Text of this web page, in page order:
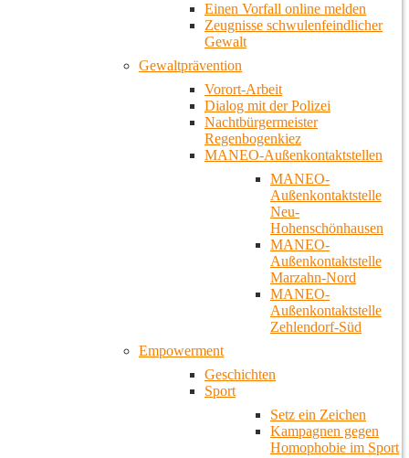
Einen Vorfall online melden
Zeugnisse schwulenfeindlicher
Gewalt
Gewaltprävention
Vorort-Arbeit
Dialog mit der Polizei
Nachtbürgermeister
Regenbogenkiez
MANEO-Außenkontaktstellen
MANEO-
Außenkontaktstelle
Neu-
Hohenschönhausen
MANEO-
Außenkontaktstelle
Marzahn-Nord
MANEO-
Außenkontaktstelle
Zehlendorf-Süd
Empowerment
Geschichten
Sport
Setz ein Zeichen
Kampagnen gegen
Homophobie im Sport